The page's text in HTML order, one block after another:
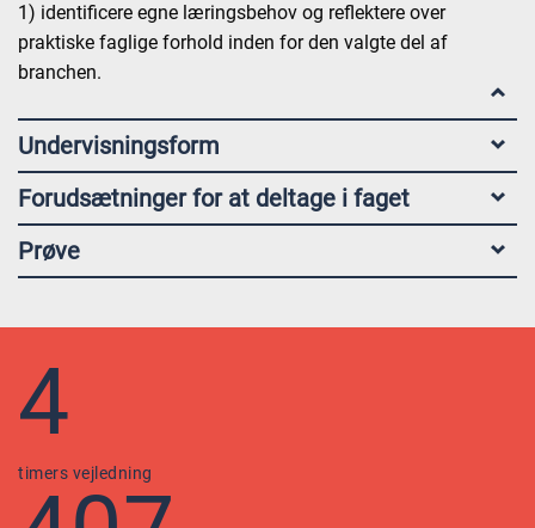
1) identificere egne læringsbehov og reflektere over
praktiske faglige forhold inden for den valgte del af
branchen.
Undervisningsform
Forudsætninger for at deltage i faget
Prøve
4
timers vejledning